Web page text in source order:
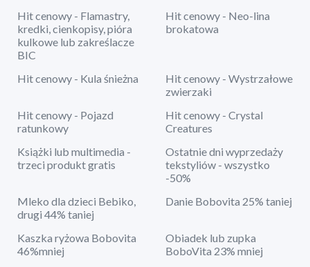
Hit cenowy - Flamastry,
kredki, cienkopisy, pióra
kulkowe lub zakreślacze
BIC
Hit cenowy - Neo-lina
brokatowa
Hit cenowy - Kula śnieżna
Hit cenowy - Wystrzałowe
zwierzaki
Hit cenowy - Pojazd
ratunkowy
Hit cenowy - Crystal
Creatures
Książki lub multimedia -
trzeci produkt gratis
Ostatnie dni wyprzedaży
tekstyliów - wszystko
-50%
Mleko dla dzieci Bebiko,
drugi 44% taniej
Danie Bobovita 25% taniej
Kaszka ryżowa Bobovita
46%mniej
Obiadek lub zupka
BoboVita 23% mniej